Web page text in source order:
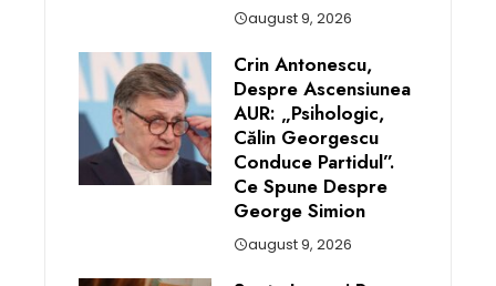
august 9, 2026
Crin Antonescu,
Despre Ascensiunea
AUR: „Psihologic,
Călin Georgescu
Conduce Partidul”.
Ce Spune Despre
George Simion
august 9, 2026